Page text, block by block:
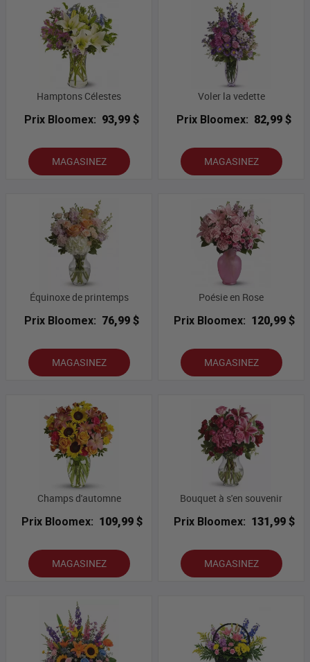
Hamptons Célestes
Prix Bloomex: 93,99 $
MAGASINEZ
Voler la vedette
Prix Bloomex: 82,99 $
MAGASINEZ
Équinoxe de printemps
Prix Bloomex: 76,99 $
MAGASINEZ
Poésie en Rose
Prix Bloomex: 120,99 $
MAGASINEZ
Champs d'automne
Prix Bloomex: 109,99 $
MAGASINEZ
Bouquet à s'en souvenir
Prix Bloomex: 131,99 $
MAGASINEZ